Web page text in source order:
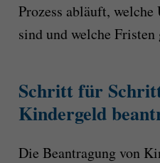
Prozess abläuft,
sind und welche Fristen
Schritt für
Kindergeld
Die Beantragung von